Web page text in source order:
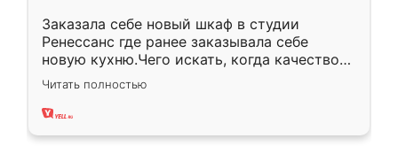
Заказала себе новый шкаф в студии
Ренессанс где ранее заказывала себе
новую кухню.Чего искать, когда качеством
вполне довольна. Служит кухня уже почти
два года, нареканий нет.
Читать полностью